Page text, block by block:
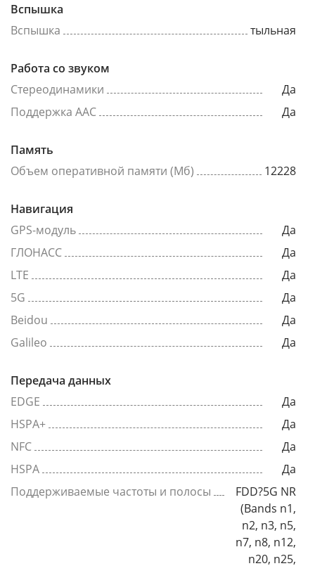
Вспышка
Вспышка
тыльная
Работа со звуком
Стереодинамики
Да
Поддержка AAC
Да
Память
Объем оперативной памяти (Мб)
12228
Навигация
GPS-модуль
Да
ГЛОНАСС
Да
LTE
Да
5G
Да
Beidou
Да
Galileo
Да
Передача данных
EDGE
Да
HSPA+
Да
NFC
Да
HSPA
Да
Поддерживаемые частоты и полосы
FDD?5G NR
(Bands n1,
n2, n3, n5,
n7, n8, n12,
n20, n25,